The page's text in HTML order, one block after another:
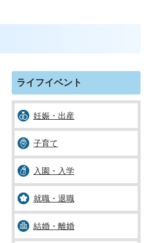
ライフイベント
妊娠・出産
子育て
入園・入学
就職・退職
結婚・離婚